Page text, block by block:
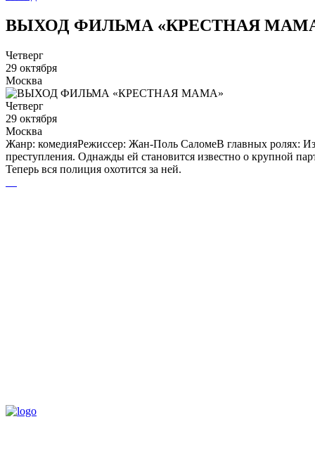
ВЫХОД ФИЛЬМА «КРЕСТНАЯ
Четверг
29 октября
Москва
Четверг
29 октября
Москва
Жанр: комедияРежиссер: Жан-Поль СаломеВ главных ролях:
преступления. Однажды ей становится известно о крупной
Теперь вся полиция охотится за ней.